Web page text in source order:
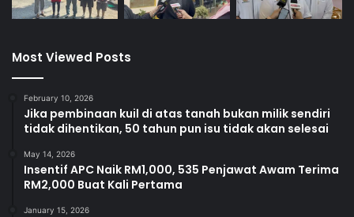
Most Viewed Posts
February 10, 2026
Jika pembinaan kuil di atas tanah bukan milik sendiri
tidak dihentikan, 50 tahun pun isu tidak akan selesai
May 14, 2026
Insentif APC Naik RM1,000, 535 Penjawat Awam Terima
RM2,000 Buat Kali Pertama
January 15, 2026